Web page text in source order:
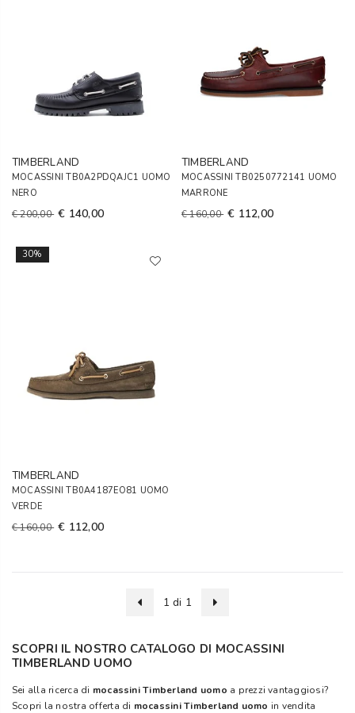
TIMBERLAND
MOCASSINI TB0A2PDQAJC1 UOMO
NERO
€ 200,00 € 140,00
TIMBERLAND
MOCASSINI TB0250772141 UOMO
MARRONE
€ 160,00 € 112,00
30%
TIMBERLAND
MOCASSINI TB0A4187EO81 UOMO
VERDE
€ 160,00 € 112,00
1 di 1
SCOPRI IL NOSTRO CATALOGO DI MOCASSINI
TIMBERLAND UOMO
Sei alla ricerca di mocassini Timberland uomo a prezzi vantaggiosi?
Scopri la nostra offerta di mocassini Timberland uomo in vendita